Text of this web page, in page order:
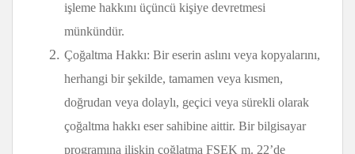
işleme hakkını üçüncü kişiye devretmesi
münkündür.
Çoğaltma Hakkı: Bir eserin aslını veya kopyalarını,
herhangi bir şekilde, tamamen veya kısmen,
doğrudan veya dolaylı, geçici veya sürekli olarak
çoğaltma hakkı eser sahibine aittir. Bir bilgisayar
programına ilişkin çoğlatma FSEK m. 22’de